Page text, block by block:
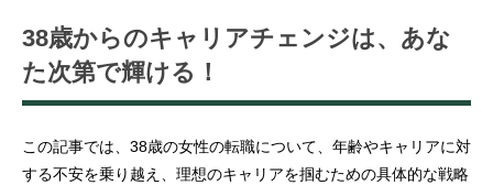
38歳からのキャリアチェンジは、あな
た次第で輝ける！
この記事では、38歳の女性の転職について、年齢やキャリアに対
する不安を乗り越え、理想のキャリアを掴むための具体的な戦略